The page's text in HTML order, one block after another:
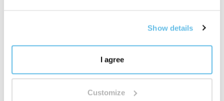
Show details
I agree
Customize
uporabe in ne prekoračiti
Prednanosom na kožo je priporočljivo opravititest
. (Majhno količino eteričnega olja,
razredčenega po vzorcu z nosilnim oljem, preizkusite
na zapestju. Tako boste ugotovili, ali vam določena